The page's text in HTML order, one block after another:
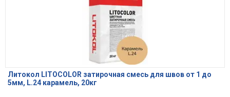
Литокол LITOCOLOR затирочная смесь для швов от 1 до
5мм, L.24 карамель, 20кг